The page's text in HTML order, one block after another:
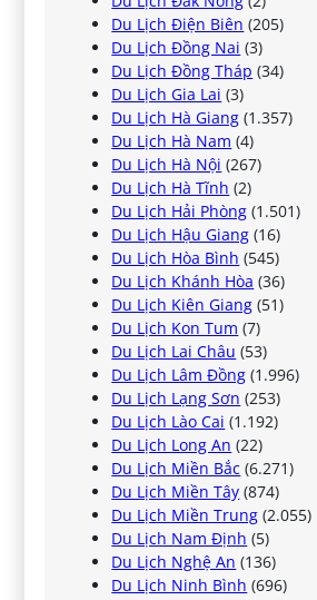
Du Lịch Điện Biên (205)
Du Lịch Đồng Nai (3)
Du Lịch Đồng Tháp (34)
Du Lịch Gia Lai (3)
Du Lịch Hà Giang (1.357)
Du Lịch Hà Nam (4)
Du Lịch Hà Nội (267)
Du Lịch Hà Tĩnh (2)
Du Lịch Hải Phòng (1.501)
Du Lịch Hậu Giang (16)
Du Lịch Hòa Bình (545)
Du Lịch Khánh Hòa (36)
Du Lịch Kiên Giang (51)
Du Lịch Kon Tum (7)
Du Lịch Lai Châu (53)
Du Lịch Lâm Đồng (1.996)
Du Lịch Lạng Sơn (253)
Du Lịch Lào Cai (1.192)
Du Lịch Long An (22)
Du Lịch Miền Bắc (6.271)
Du Lịch Miền Tây (874)
Du Lịch Miền Trung (2.055)
Du Lịch Nam Định (5)
Du Lịch Nghệ An (136)
Du Lịch Ninh Bình (696)